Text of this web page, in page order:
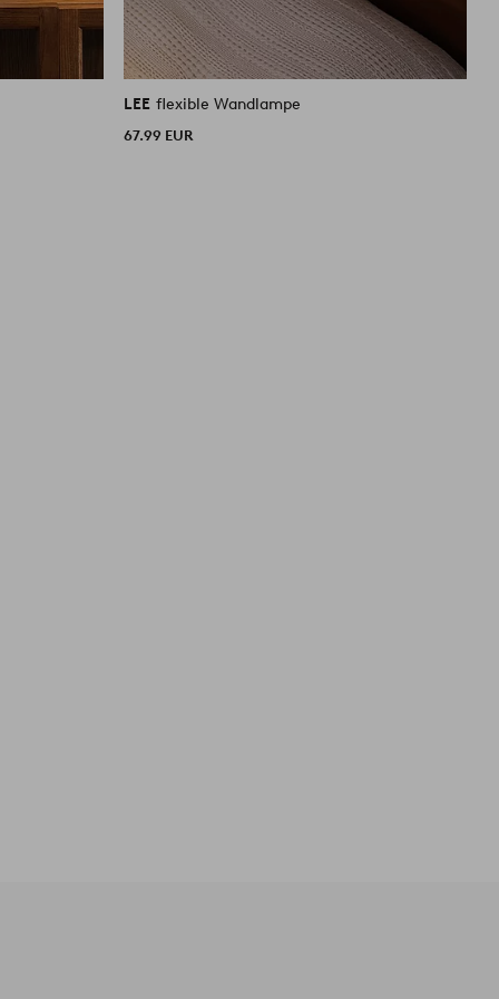
LEE flexible Wandlampe
67.99 EUR